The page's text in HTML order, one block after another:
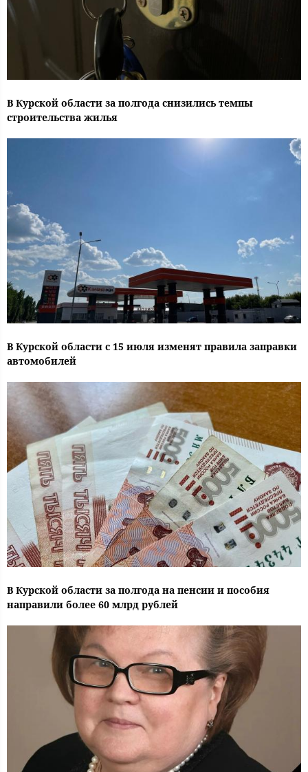
В Курской области за полгода снизились темпы
строительства жилья
В Курской области с 15 июля изменят правила заправки
автомобилей
В Курской области за полгода на пенсии и пособия
направили более 60 млрд рублей